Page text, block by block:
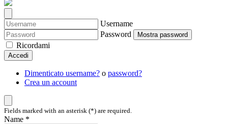
Username
Password
Mostra password
Ricordami
Accedi
Dimenticato username? o password?
Crea un account
Fields marked with an asterisk (*) are required.
Name *